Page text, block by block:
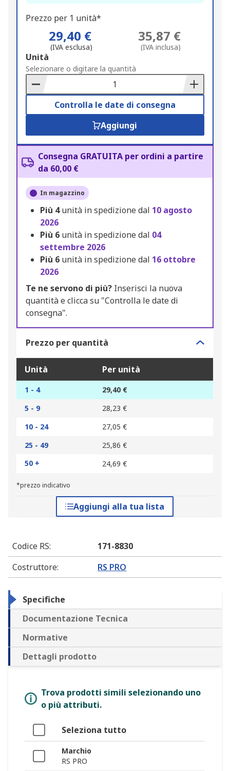
Prezzo per 1 unità*
29,40 €
(IVA esclusa)
35,87 €
(IVA inclusa)
Add
to
Basket
Unità
Selezionare o digitare la quantità
Controlla le date di consegna
Aggiungi
Consegna GRATUITA per ordini a partire
da 60,00 €
In magazzino
Più 4unità in spedizione dal 10 agosto
2026
Più 6 unità in spedizione dal 04
settembre 2026
Più 6 unità in spedizione dal 16 ottobre
2026
Te ne servono di più? Inserisci la nuova
quantità e clicca su "Controlla le date di
consegna".
Prezzo per quantità
Unità Per unità
1 - 4
29,40 €
5 - 9
28,23 €
10 - 24
27,05 €
25 - 49
25,86 €
50 +
24,69 €
*prezzo indicativo
Aggiungi alla tua lista
Codice RS:
171-8830
Costruttore: RS PRO
Specifiche
Documentazione Tecnica
Normative
Dettagli prodotto
Trova prodotti simili selezionando uno
o più attributi.
Seleziona tutto
Marchio
RS PRO